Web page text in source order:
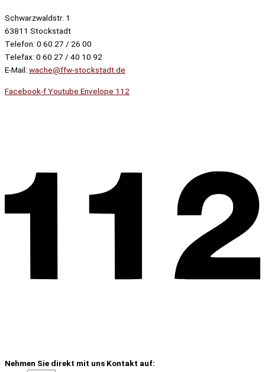
Schwarzwaldstr. 1
63811 Stockstadt
Telefon: 0 60 27 / 26 00
Telefax: 0 60 27 / 40 10 92
E-Mail: wache@ffw-stockstadt.de
Facebook-fYoutube Envelope 112
Nehmen Sie direkt mit uns Kontakt auf: